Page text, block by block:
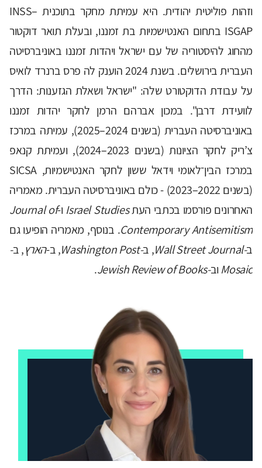
וזהות פוליטית יהודית. היא עמיתת מחקר בתוכנית INSS–
ISGAP בתחום האנטישמיות בת זמננו, ובעלת תואר דוקטור
מהחוג להיסטוריה של עם ישראל ויהדות זמננו באוניברסיטה
העברית בירושלים. בשנת 2024 הוענק לה פרס ברנרד לואיס
על עבודת הדוקטורט שלה: "ישראל ושאלת הגזענות: הדרך
לוועידת דרבן". במכון אברהם הרמן לחקר יהדות זמננו
באוניברסיטה העברית (בשנים 2024–2025), עמיתה במרכז
צ’ריק לחקר הציונות (בשנים 2023–2024), ועמיתת קנאפ
במרכז הבין־לאומי וידאל ששון לחקר האנטישמיות, SICSA
(בשנים 2022–2023) - כולם באוניברסיטה העברית. מאמריה
האחרונים פורסמו בכתבי העתIsrael Studies ו-Journal of
Contemporary Antisemitism. בנוסף, מאמריה הופיעו גם
ב-Wall Street Journal , ב-Washington Post , ב-הארץ, ב-
Mosaic וב-Jewish Review of Books
.